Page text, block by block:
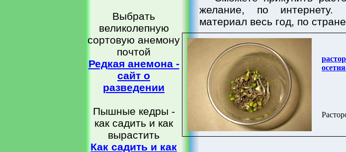
Выбрать
великолепную
сортовую анемону
почтой
Редкая анемона -
сайт о
разведении
Пышные кедры -
как садить и как
вырастить
Как садить и как
желание, по интернету.
материал весь год, по